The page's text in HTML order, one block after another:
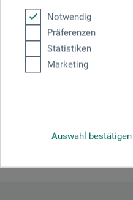
Notwendig
Präferenzen
Statistiken
Marketing
Auswahl bestätigen
Produkt: Montana Marker 0,7mm
standard mélangée à l'eau.